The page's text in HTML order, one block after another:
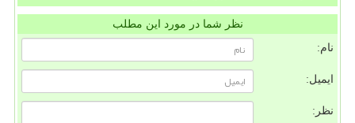
نظر شما در مورد این مطلب
نام:
ایمیل:
نظر: